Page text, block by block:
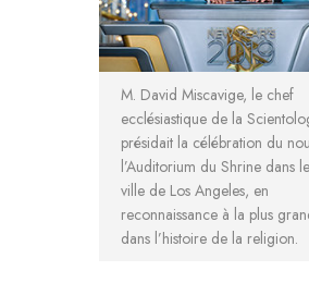
M. David Miscavige, le chef
ecclésiastique de la
présidait la célébration du
l’Auditorium du Shrine dans
ville de Los Angeles, en
reconnaissance à la plus
dans l’histoire de la religion.